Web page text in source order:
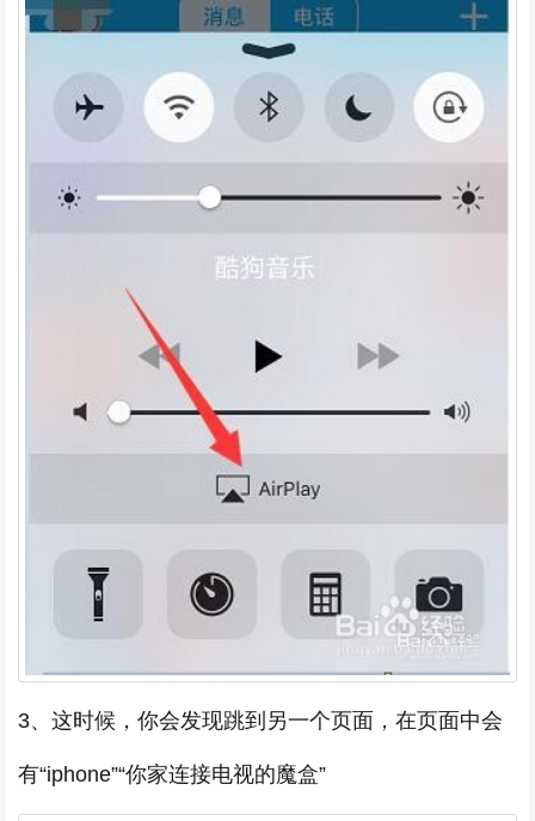
3、这时候，你会发现跳到另一个页面，在页面中会
有“iphone”“你家连接电视的魔盒”